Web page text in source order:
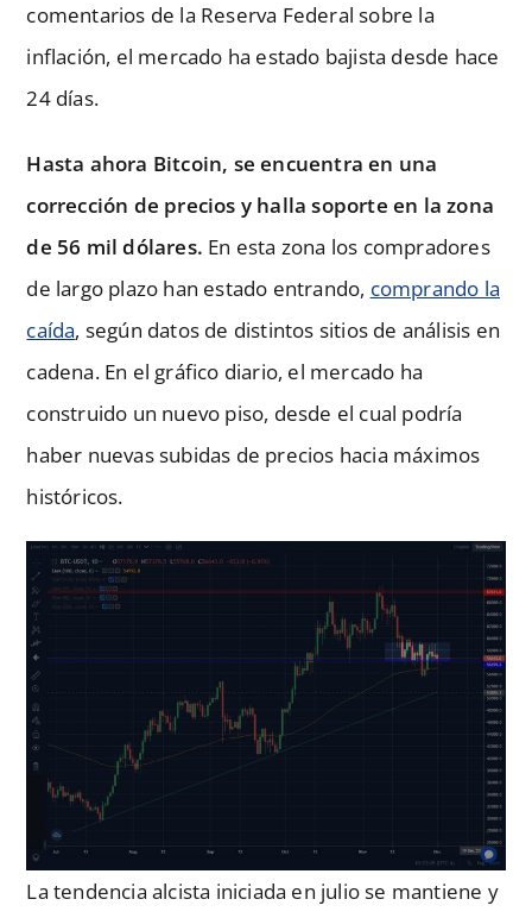
comentarios de la Reserva Federal sobre la
inflación, el mercado ha estado bajista desde hace
24 días.
Hasta ahora Bitcoin, se encuentra en una
corrección de precios y halla soporte en la zona
de 56 mil dólares. En esta zona los compradores
de largo plazo han estado entrando, comprando la
caída, según datos de distintos sitios de análisis en
cadena. En el gráfico diario, el mercado ha
construido un nuevo piso, desde el cual podría
haber nuevas subidas de precios hacia máximos
históricos.
La tendencia alcista iniciada en julio se mantiene y